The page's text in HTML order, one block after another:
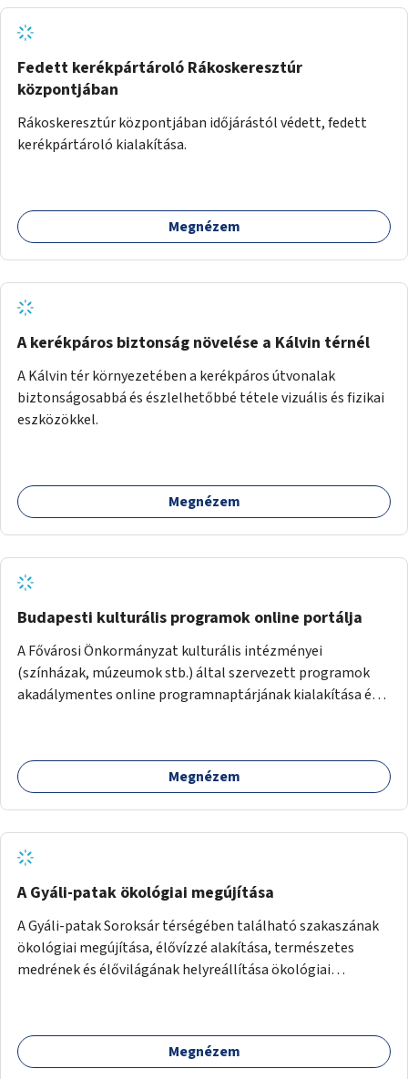
Fedett kerékpártároló Rákoskeresztúr
központjában
Rákoskeresztúr központjában időjárástól védett, fedett
kerékpártároló kialakítása.
Megnézem
A kerékpáros biztonság növelése a Kálvin térnél
A Kálvin tér környezetében a kerékpáros útvonalak
biztonságosabbá és észlelhetőbbé tétele vizuális és fizikai
eszközökkel.
Megnézem
Budapesti kulturális programok online portálja
A Fővárosi Önkormányzat kulturális intézményei
(színházak, múzeumok stb.) által szervezett programok
akadálymentes online programnaptárjának kialakítása és
Megnézem
A Gyáli-patak ökológiai megújítása
A Gyáli-patak Soroksár térségében található szakaszának
ökológiai megújítása, élővízzé alakítása, természetes
medrének és élővilágának helyreállítása ökológiai
Megnézem